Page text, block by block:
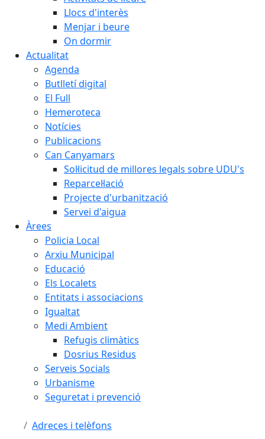
Llocs d'interès
Menjar i beure
On dormir
Actualitat
Agenda
Butlletí digital
El Full
Hemeroteca
Notícies
Publicacions
Can Canyamars
Sol·licitud de millores legals sobre UDU's
Reparcel·lació
Projecte d'urbanització
Servei d'aigua
Àrees
Policia Local
Arxiu Municipal
Educació
Els Localets
Entitats i associacions
Igualtat
Medi Ambient
Refugis climàtics
Dosrius Residus
Serveis Socials
Urbanisme
Seguretat i prevenció
Adreces i telèfons